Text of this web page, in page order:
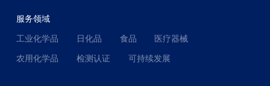
服务领域
工业化学品
日化品 食品
医疗器械
农用化学品
检测认证 可持续发展